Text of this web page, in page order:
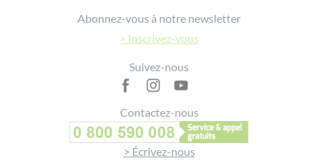
Abonnez-vous à notre newsletter
> Inscrivez-vous
Suivez-nous
Contactez-nous
> Écrivez-nous